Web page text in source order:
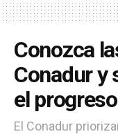
Conozca
Conadur y
el
El Conadur